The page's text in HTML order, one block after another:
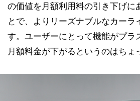
の価値を月額利用料の引き下げに
とで、よりリーズナブルなカーラ
す。ユーザーにとって機能がプラ
月額料金が下がるというのはちょ